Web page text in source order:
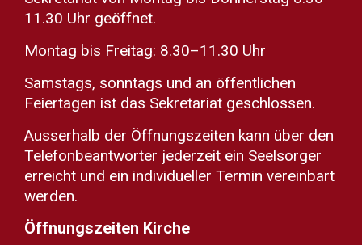
11.30 Uhr geöffnet.
Montag bis Freitag: 8.30–11.30 Uhr
Samstags, sonntags und an öffentlichen
Feiertagen ist das Sekretariat geschlossen.
Ausserhalb der Öffnungszeiten kann über den
Telefonbeantworter jederzeit ein Seelsorger
erreicht und ein individueller Termin vereinbart
werden.
Öffnungszeiten Kirche